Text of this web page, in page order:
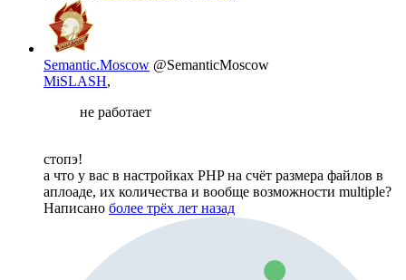
Semantic.Moscow @SemanticMoscow
MiSLASH,
не работает
стопэ!
а что у вас в настройках PHP на счёт размера файлов в
аплоаде, их количества и вообще возможности multiple?
Написано более трёх лет назад